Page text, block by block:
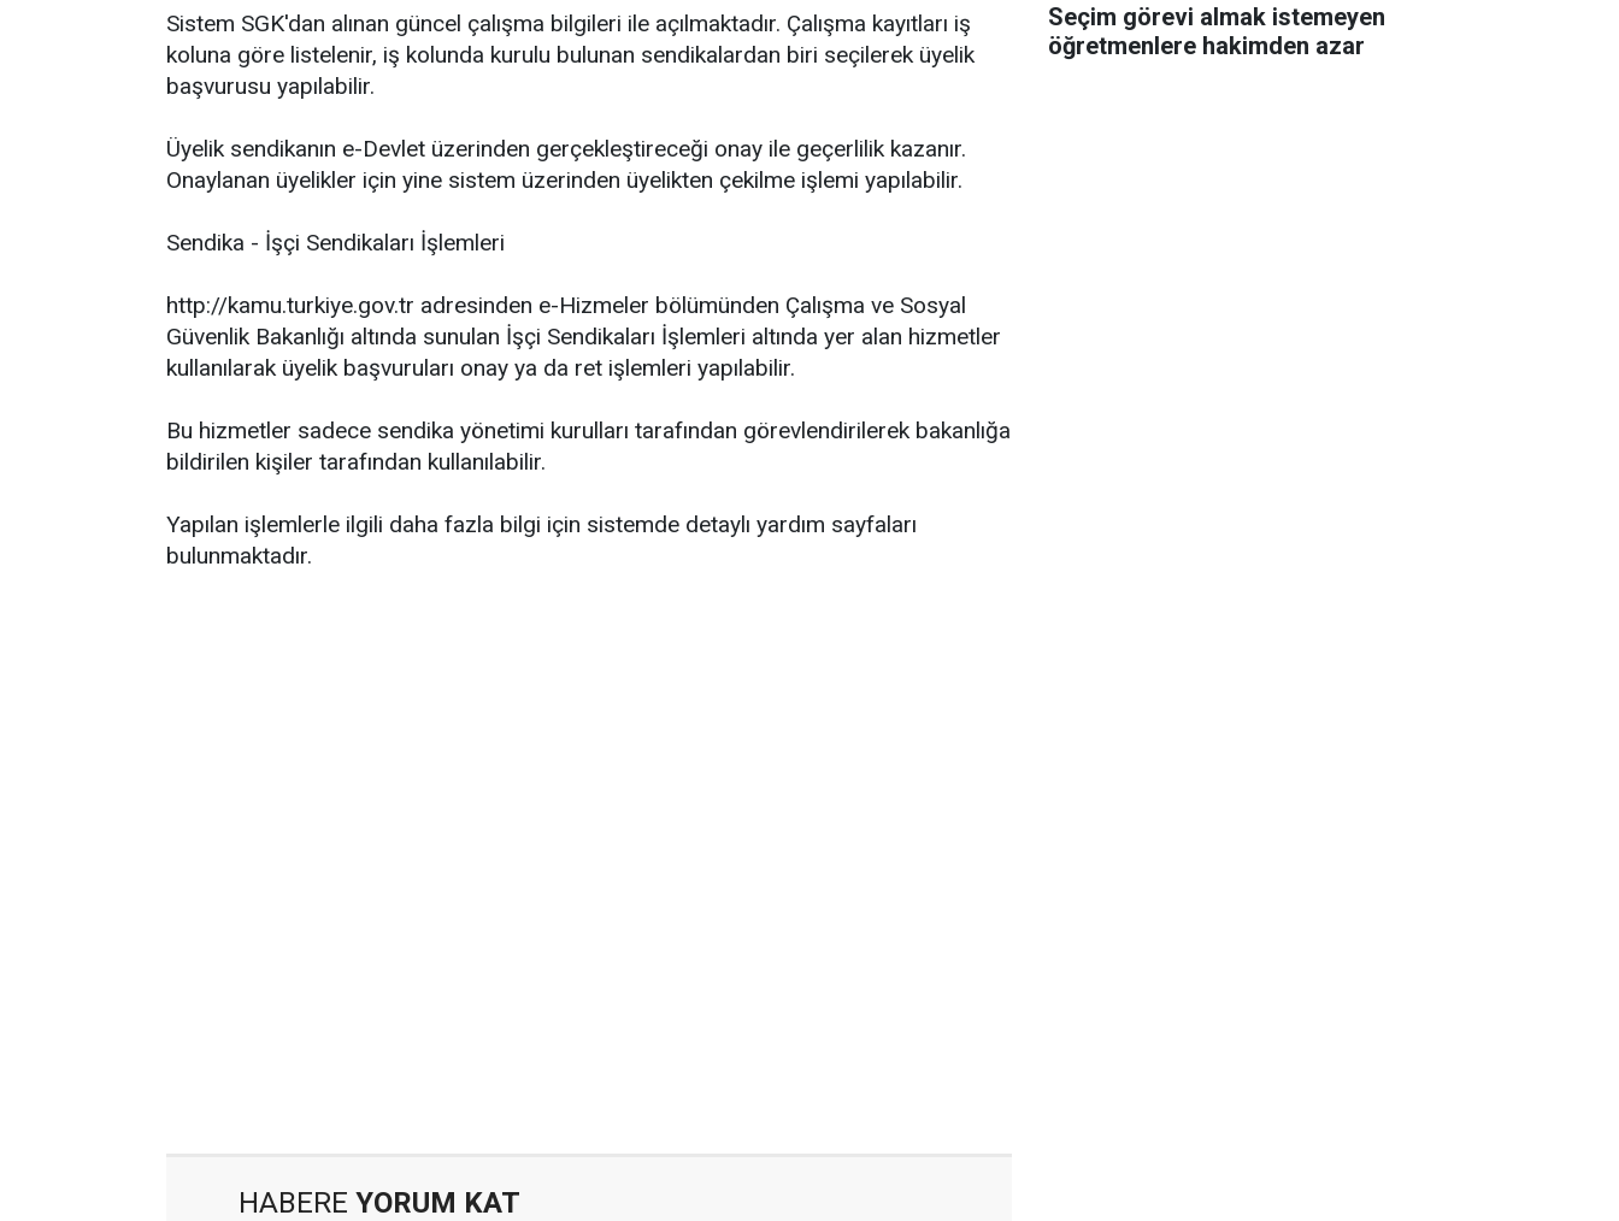
Sistem SGK'dan alınan güncel çalışma bilgileri ile açılmaktadır. Çalışma kayıtları iş
koluna göre listelenir, iş kolunda kurulu bulunan sendikalardan biri seçilerek üyelik
başvurusu yapılabilir.
Üyelik sendikanın e-Devlet üzerinden gerçekleştireceği onay ile geçerlilik kazanır.
Onaylanan üyelikler için yine sistem üzerinden üyelikten çekilme işlemi yapılabilir.
Sendika - İşçi Sendikaları İşlemleri
http://kamu.turkiye.gov.tr adresinden e-Hizmeler bölümünden Çalışma ve Sosyal
Güvenlik Bakanlığı altında sunulan İşçi Sendikaları İşlemleri altında yer alan hizmetler
kullanılarak üyelik başvuruları onay ya da ret işlemleri yapılabilir.
Bu hizmetler sadece sendika yönetimi kurulları tarafından görevlendirilerek bakanlığa
bildirilen kişiler tarafından kullanılabilir.
Yapılan işlemlerle ilgili daha fazla bilgi için sistemde detaylı yardım sayfaları
bulunmaktadır.
HABERE YORUM KAT
Seçim görevi almak istemeyen
öğretmenlere hakimden azar